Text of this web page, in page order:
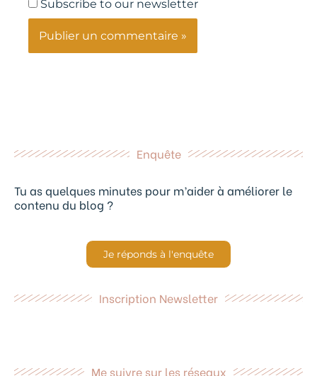
Subscribe to our newsletter
Enquête
Tu as quelques minutes pour m’aider à améliorer le
contenu du blog ?
Je réponds à l'enquête
Inscription Newsletter
Me suivre sur les réseaux